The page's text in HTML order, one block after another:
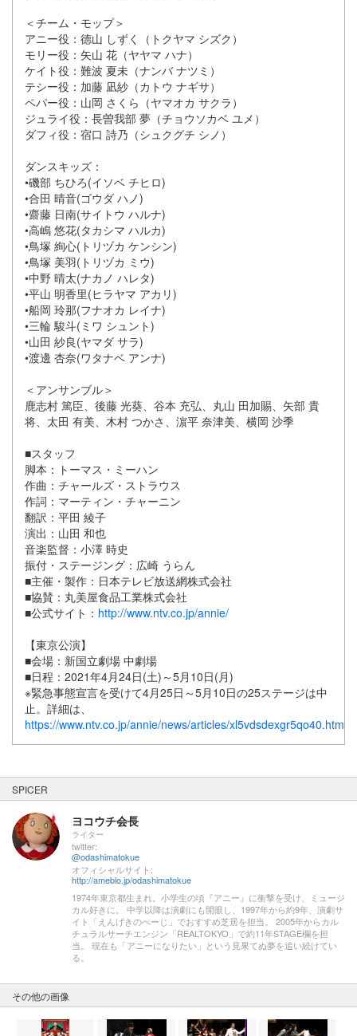
＜チーム・モップ＞
アニー役：德山 しずく（トクヤマ シズク）
モリー役：矢山 花（ヤヤマ ハナ）
ケイト役：難波 夏未（ナンバ ナツミ）
テシー役：加藤 凪紗（カトウ ナギサ）
ペパー役：山岡 さくら（ヤマオカ サクラ）
ジュライ役：長曽我部 夢（チョウソカベ ユメ）
ダフィ役：宿口 詩乃（シュクグチ シノ）
ダンスキッズ：
•磯部 ちひろ(イソベ チヒロ)
•合田 晴音(ゴウダ ハノ)
•齋藤 日南(サイトウ ハルナ)
•高嶋 悠花(タカシマ ハルカ)
•鳥塚 絢心(トリヅカ ケンシン)
•鳥塚 美羽(トリヅカ ミウ)
•中野 晴太(ナカノ ハレタ)
•平山 明香里(ヒラヤマ アカリ)
•船岡 玲那(フナオカ レイナ)
•三輪 駿斗(ミワ シュント)
•山田 紗良(ヤマダ サラ)
•渡邊 杏奈(ワタナベ アンナ)
＜アンサンブル＞
鹿志村 篤臣、後藤 光葵、谷本 充弘、丸山 田加賜、矢部 貴
将、太田 有美、木村 つかさ、濵平 奈津美、横岡 沙季
■スタッフ
脚本：トーマス・ミーハン
作曲：チャールズ・ストラウス
作詞：マーティン・チャーニン
翻訳：平田 綾子
演出：山田 和也
音楽監督：小澤 時史
振付・ステージング：広崎 うらん
■主催・製作：日本テレビ放送網株式会社
■協賛：丸美屋食品工業株式会社
■公式サイト： http://www.ntv.co.jp/annie/
【東京公演】
■会場：新国立劇場 中劇場
■日程：2021年4月24日(土)～5月10日(月)
※緊急事態宣言を受けて4月25日～5月10日の25ステージは中
止。詳細は、
https://www.ntv.co.jp/annie/news/articles/xl5vdsdexgr5qo40.html
SPICER
ヨコウチ会長
ライター
twitter:
@odashimatokue
オフィシャルサイト:
http://ameblo.jp/odashimatokue
1974年東京都生まれ。小学生の頃『アニー』に衝撃を受け、ミュージ
カル好きに。 中学以降は演劇にも開眼し、1997年から約9年、演劇サ
イト「えんげきのぺーじ」でおすすめ芝居を担当。 2005年からカル
チュラルサーチエンジン「REALTOKYO」で約11年STAGE欄を担
当。 現在も「アニーになりたい」という見果てぬ夢を追い続けてい
る。
その他の画像